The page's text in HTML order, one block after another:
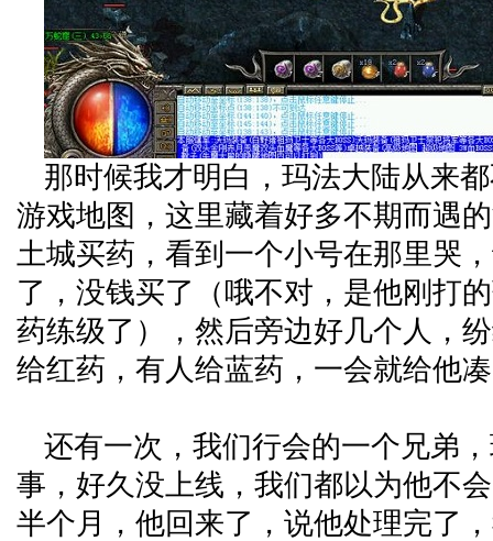
那时候我才明白，玛法大陆从来
游戏地图，这里藏着好多不期而遇
土城买药，看到一个小号在那里哭
了，没钱买了（哦不对，是他刚打
药练级了），然后旁边好几个人，
给红药，有人给蓝药，一会就给他
还有一次，我们行会的一个兄弟
事，好久没上线，我们都以为他不
半个月，他回来了，说他处理完了